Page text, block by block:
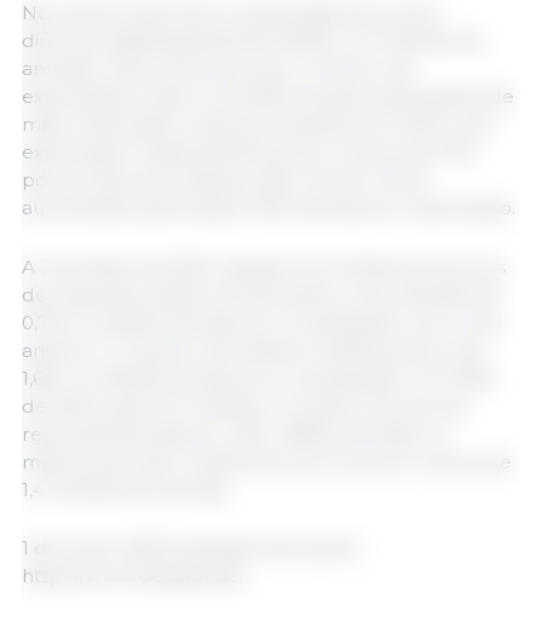
Nos últimos dez anos, a população de suínos
diminuiu significativamente 25,6% (-7,2 milhões de
animais), mas menos do que o número de
explorações. Assim, a tendência para explorações de
maior dimensão continua: enquanto em 2015, uma
exploração média detinha pouco menos de 1100
porcos, dez anos depois, este número tinha
aumentado para quase 1400 animais por exploração.
A 3 de Maio de 2025, existiam 9,4 milhões de porcos
de engorda criados na Alemanha, uma redução de
0,7%, ou 64500 animais, em comparação com o ano
anterior. O número de leitões e leitões jovens caiu
1,6%, ou 164500 animais, em comparação com Maio
de 2024, para 10,1 milhões. O número de porcas
reprodutoras desceu 1,3% (-18200 animais) no
mesmo período, mantendo-se em pouco menos de
1,4 milhões de animais.
1 de Julho 2025/ Destatis/ Alemanha.
https://www.destatis.de/